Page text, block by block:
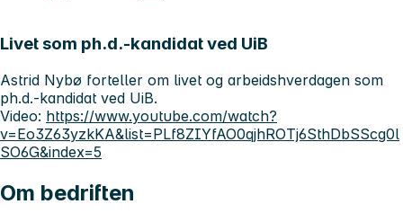
Livet som ph.d.-kandidat ved UiB
Astrid Nybø forteller om livet og arbeidshverdagen som
ph.d.-kandidat ved UiB.
Video: https://www.youtube.com/watch?
v=Eo3Z63yzkKA&list=PLf8ZIYfAO0qjhROTj6SthDbSScg0l
SO6G&index=5
Om bedriften